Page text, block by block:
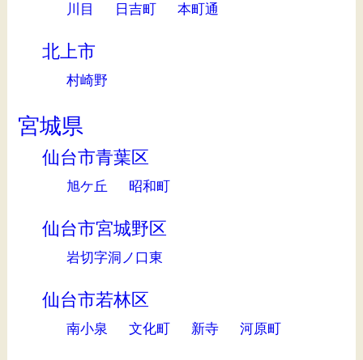
川目
日吉町 本町通
北上市
村崎野
宮城県
仙台市青葉区
旭ケ丘 昭和町
仙台市宮城野区
岩切字洞ノ口東
仙台市若林区
南小泉 文化町 新寺 河原町